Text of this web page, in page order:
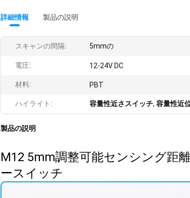
詳細情報 製品の説明
スキャンの間隔: 5mmの
電圧: 12-24V DC
材料: PBT
ハイライト: 容量性近さスイッチ, 容量性近
製品の説明
M12 5mm調整可能センシング距
ースイッチ